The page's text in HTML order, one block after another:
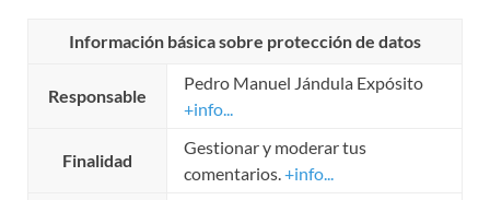
Información básica sobre protección de datos
Responsable
Pedro Manuel Jándula Expósito
+info...
Finalidad
Gestionar y moderar tus
comentarios.+info...